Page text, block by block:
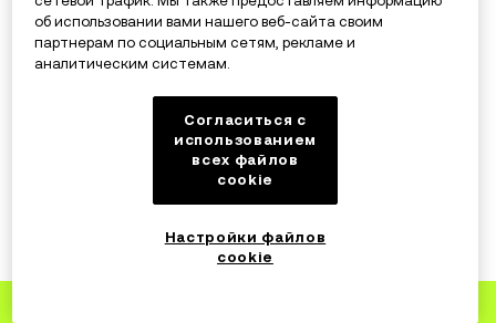
Как и при любом крупном обновлении, существует
относятся задержки и перебои в работе сети
Что будет после обновления Ethereum
об использовании вами нашего веб-сайта своим
партнерам по социальным сетям, рекламе и
аналитическим системам.
Согласиться с
использованием
всех файлов
cookie
Настройки файлов
cookie